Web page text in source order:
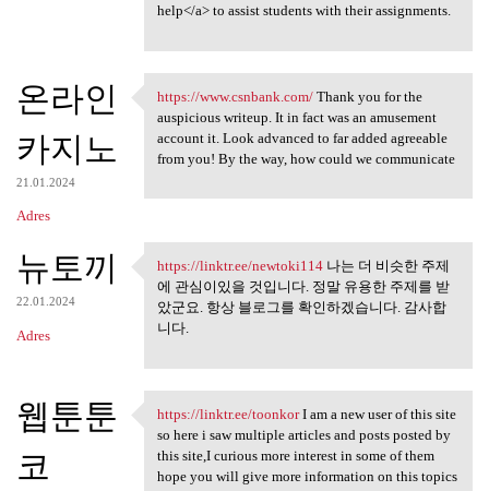
help</a> to assist students with their assignments.
온라인
카지노
21.01.2024
Adres
https://www.csnbank.com/
https://www.csnbank.com/Thank you for the
auspicious writeup. It in fact was an amusement
account it. Look advanced to far added agreeable
from you! By the way, how could we communicate
뉴토끼
22.01.2024
Adres
https://linktr.ee/newtoki114
https://linktr.ee/newtoki114나는 더 비슷한 주제
에 관심이있을 것입니다. 정말 유용한 주제를 받
았군요. 항상 블로그를 확인하겠습니다. 감사합
니다.
웹툰툰
코
https://linktr.ee/toonkor I
https://linktr.ee/toonkorI am a new user of this site
so here i saw multiple articles and posts posted by
this site,I curious more interest in some of them
hope you will give more information on this topics